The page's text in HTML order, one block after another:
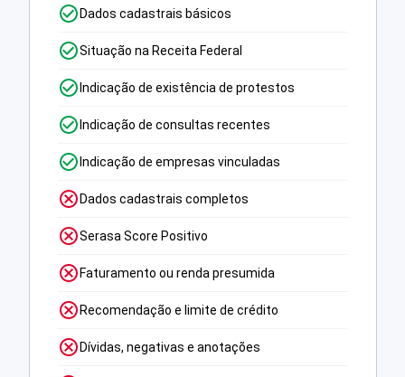
Dados cadastrais básicos
Situação na Receita Federal
Indicação de existência de protestos
Indicação de consultas recentes
Indicação de empresas vinculadas
Dados cadastrais completos
Serasa Score Positivo
Faturamento ou renda presumida
Recomendação e limite de crédito
Dívidas, negativas e anotações